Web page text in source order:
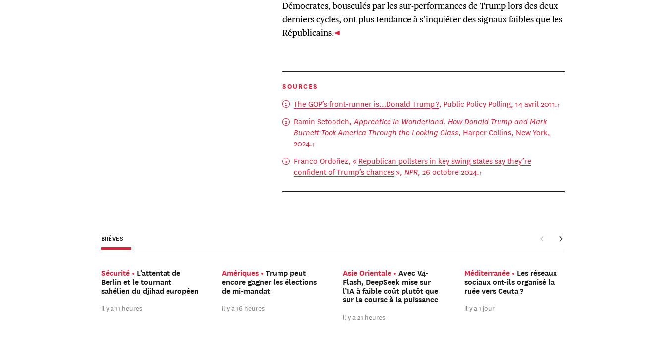
Démocrates, bousculés par les sur-performances de Trump lors des deux
derniers cycles, ont plus tendance à s’inquiéter des signaux faibles que les
Républicains.
SOURCES
The GOP’s front-runner is…Donald Trump ?, Public Policy Polling, 14 avril 2011.
Ramin Setoodeh,Apprentice in Wonderland. How Donald Trump and Mark
Burnett Took America Through the Looking Glass, Harper Collins, New York,
2024.
Franco Ordoñez, «Republican pollsters in key swing states say they’re
confident of Trump’s chances»,NPR, 26 octobre 2024.
BRÈVES
Sécurité
L’attentat de
Berlin et le tournant
sahélien du djihad européen
il y a 11 heures
Amériques
Trump peut
encore gagner les élections
de mi-mandat
il y a 16 heures
Asie Orientale
Avec V4-
Flash, DeepSeek mise sur
l’IA à faible coût plutôt que
sur la course à la puissance
il y a 21 heures
Méditerranée
Les réseaux
sociaux ont-ils organisé la
ruée vers Ceuta ?
il y a 1 jour